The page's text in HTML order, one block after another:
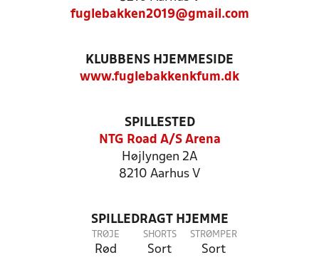
fuglebakken2019@gmail.com
KLUBBENS HJEMMESIDE
www.fuglebakkenkfum.dk
SPILLESTED
NTG Road A/S Arena
Højlyngen 2A
8210 Aarhus V
SPILLEDRAGT HJEMME
TRØJE
Rød
SHORTS
Sort
STRØMPER
Sort